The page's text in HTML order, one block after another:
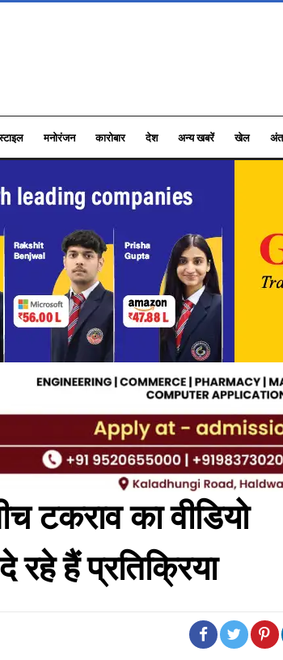
मनोरंजन कारोबार देश अन्य खबरें खेल
टकराव का वीडियो
हैं प्रतिक्रिया